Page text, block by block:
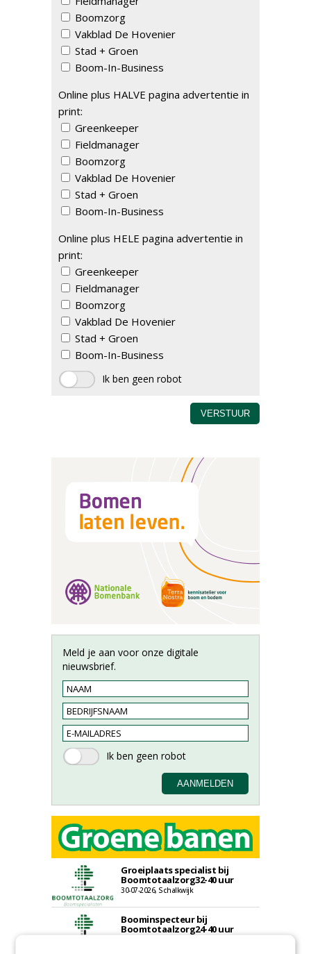
Boomzorg
Vakblad De Hovenier
Stad + Groen
Boom-In-Business
Online plus HALVE pagina advertentie in
print:
Greenkeeper
Fieldmanager
Boomzorg
Vakblad De Hovenier
Stad + Groen
Boom-In-Business
Online plus HELE pagina advertentie in
print:
Greenkeeper
Fieldmanager
Boomzorg
Vakblad De Hovenier
Stad + Groen
Boom-In-Business
Meld je aan voor onze digitale
nieuwsbrief.
Groeiplaats specialist bij
Boomtotaalzorg32-40 uur
30-07-2026, Schalkwijk
Boominspecteur bij
Boomtotaalzorg24-40 uur